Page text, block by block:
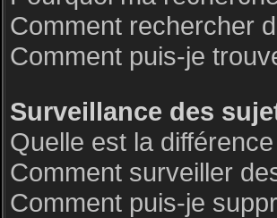
Comment rechercher
Comment puis-je
Surveillance des
Quelle est la
Comment surveiller
Comment puis-je